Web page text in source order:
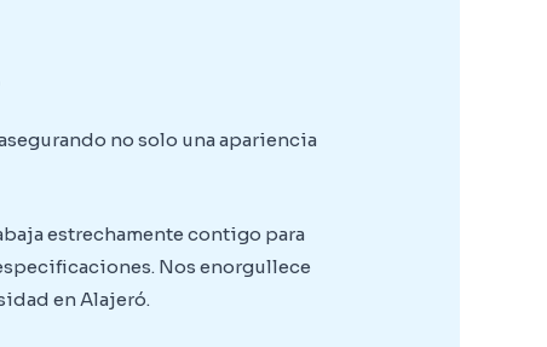
no solo una apariencia
estrechamente contigo para
Nos enorgullece
en Alajeró.